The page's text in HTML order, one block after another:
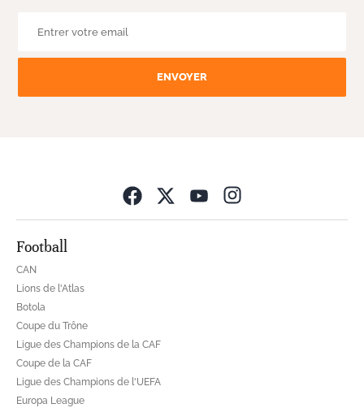
ENVOYER
Football
CAN
Lions de l'Atlas
Botola
Coupe du Trône
Ligue des Champions de la CAF
Coupe de la CAF
Ligue des Champions de l'UEFA
Europa League